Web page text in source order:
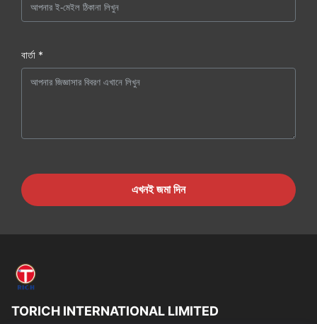
বার্তা *
এখনই জমা দিন
TORICH INTERNATIONAL LIMITED